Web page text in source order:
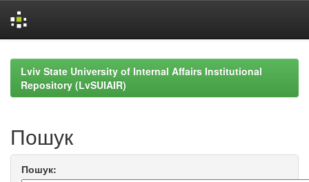
navigationLviv State University of Internal Affairs Institutional
Repository (LvSUIAIR)
Пошук
Пошук: